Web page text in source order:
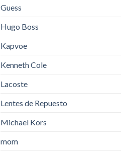
Guess
Hugo Boss
Kapvoe
Kenneth Cole
Lacoste
Lentes de Repuesto
Michael Kors
mom